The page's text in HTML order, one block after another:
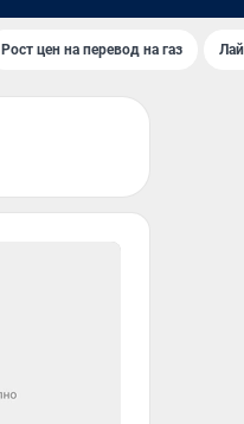
Рост цен на перевод на газ